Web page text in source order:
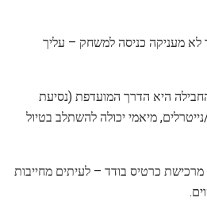
לא מעניקה כניסה למשחק – עליך
היא הדרך המועדפת (נסיעת
מיאמי יכולה להשתלב בטיול
כרטיס בודד – לעיתים מחייבות